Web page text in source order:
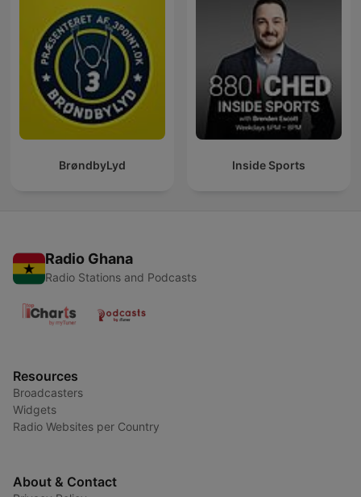
BrøndbyLyd Inside Sports
Radio Ghana
Radio Stations and Podcasts
Resources
Broadcasters
Widgets
Radio Websites per Country
About & Contact